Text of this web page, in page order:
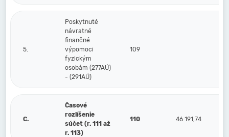
5.
Poskytnuté
návratné
finančné
výpomoci
fyzickým
osobám (277AÚ)
- (291AÚ)
109
C.
Časové
rozlíšenie
súčet (r. 111 až
r. 113)
110 46 191,74